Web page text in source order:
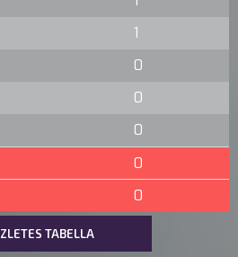
1
0
0
0
0
0
TABELLA